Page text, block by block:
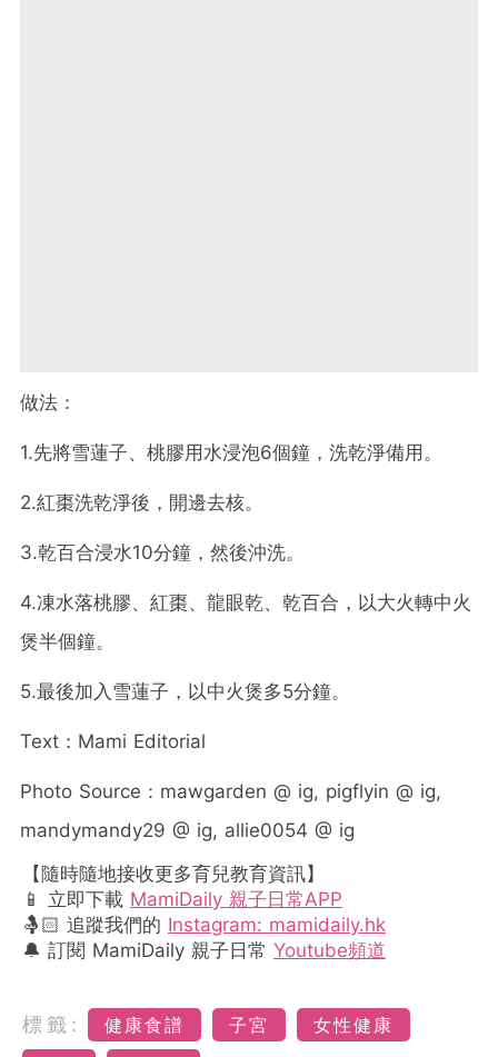
做法：
1.先將雪蓮子、桃膠用水浸泡6個鐘，洗乾淨備用。
2.紅棗洗乾淨後，開邊去核。
3.乾百合浸水10分鐘，然後沖洗。
4.凍水落桃膠、紅棗、龍眼乾、乾百合，以大火轉中火
煲半個鐘。
5.最後加入雪蓮子，以中火煲多5分鐘。
Text：Mami Editorial
Photo Source：mawgarden @ ig, pigflyin @ ig,
mandymandy29 @ ig, allie0054 @ ig
【隨時隨地接收更多育兒教育資訊】
📱 立即下載 MamiDaily 親子日常APP
🤱🏻 追蹤我們的 Instagram: mamidaily.hk
🔔 訂閱 MamiDaily 親子日常 Youtube頻道
標籤: 健康食譜 子宮
女性健康